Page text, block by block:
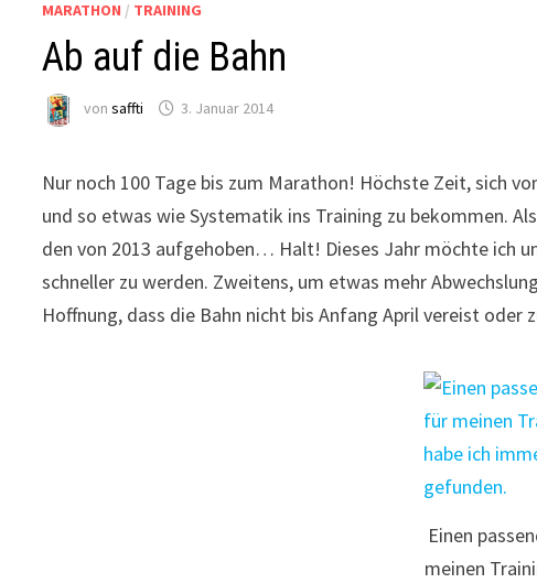
MARATHON / TRAINING
Ab auf die Bahn
vonsaffti 3. Januar 2014
Nur noch 100 Tage bis zum Marathon! Höchste Zeit, sich
und so etwas wie Systematik ins Training zu bekommen.
den von 2013 aufgehoben… Halt! Dieses Jahr möchte ich
schneller zu werden. Zweitens, um etwas mehr
Hoffnung, dass die Bahn nicht bis Anfang April vereist oder
Einen
meinen